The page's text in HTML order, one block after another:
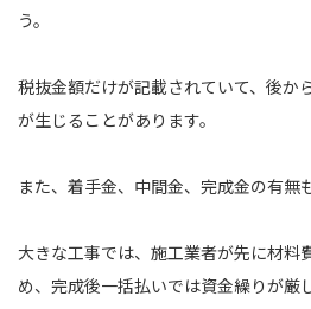
う。
税抜金額だけが記載されていて、後か
が生じることがあります。
また、着手金、中間金、完成金の有無
大きな工事では、施工業者が先に材料
め、完成後一括払いでは資金繰りが厳